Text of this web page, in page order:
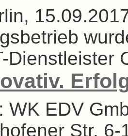
Dienstleister
: WK EDV
Str. 6-